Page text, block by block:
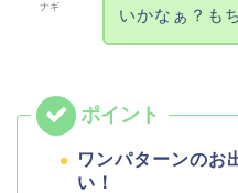
ナギ
いかなぁ？も
ワンパターンのお
い！